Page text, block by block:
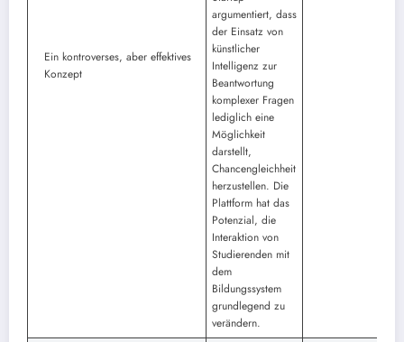
Ein kontroverses, aber effektives
Konzept
argumentiert, dass
der Einsatz von
künstlicher
Intelligenz zur
Beantwortung
komplexer Fragen
lediglich eine
Möglichkeit
darstellt,
Chancengleichheit
herzustellen. Die
Plattform hat das
Potenzial, die
Interaktion von
Studierenden mit
dem
Bildungssystem
grundlegend zu
verändern.